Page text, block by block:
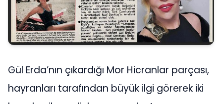
Gül Erda’nın çıkardığı Mor Hicranlar parçası,
hayranları tarafından büyük ilgi görerek iki